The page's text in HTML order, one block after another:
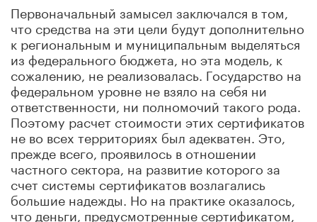
Первоначальный замысел заключался в том,
что средства на эти цели будут дополнительно
к региональным и муниципальным выделяться
из федерального бюджета, но эта модель, к
сожалению, не реализовалась. Государство на
федеральном уровне не взяло на себя ни
ответственности, ни полномочий такого рода.
Поэтому расчет стоимости этих сертификатов
не во всех территориях был адекватен. Это,
прежде всего, проявилось в отношении
частного сектора, на развитие которого за
счет системы сертификатов возлагались
большие надежды. Но на практике оказалось,
что деньги, предусмотренные сертификатом,